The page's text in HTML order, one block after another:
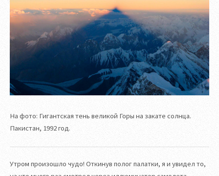
На фото: Гигантская тень великой Горы на закате солнца.
Пакистан, 1992 год.
Утром произошло чудо! Откинув полог палатки, я и увидел то,